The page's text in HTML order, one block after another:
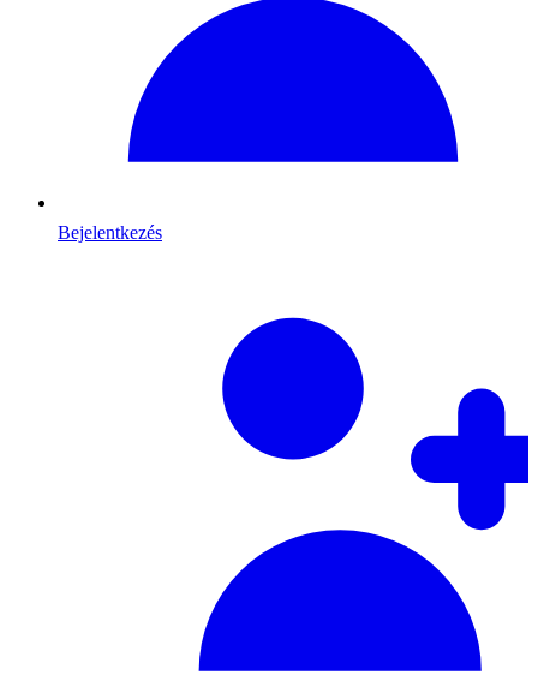
Bejelentkezés